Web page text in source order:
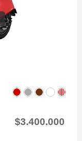
$3.400.000